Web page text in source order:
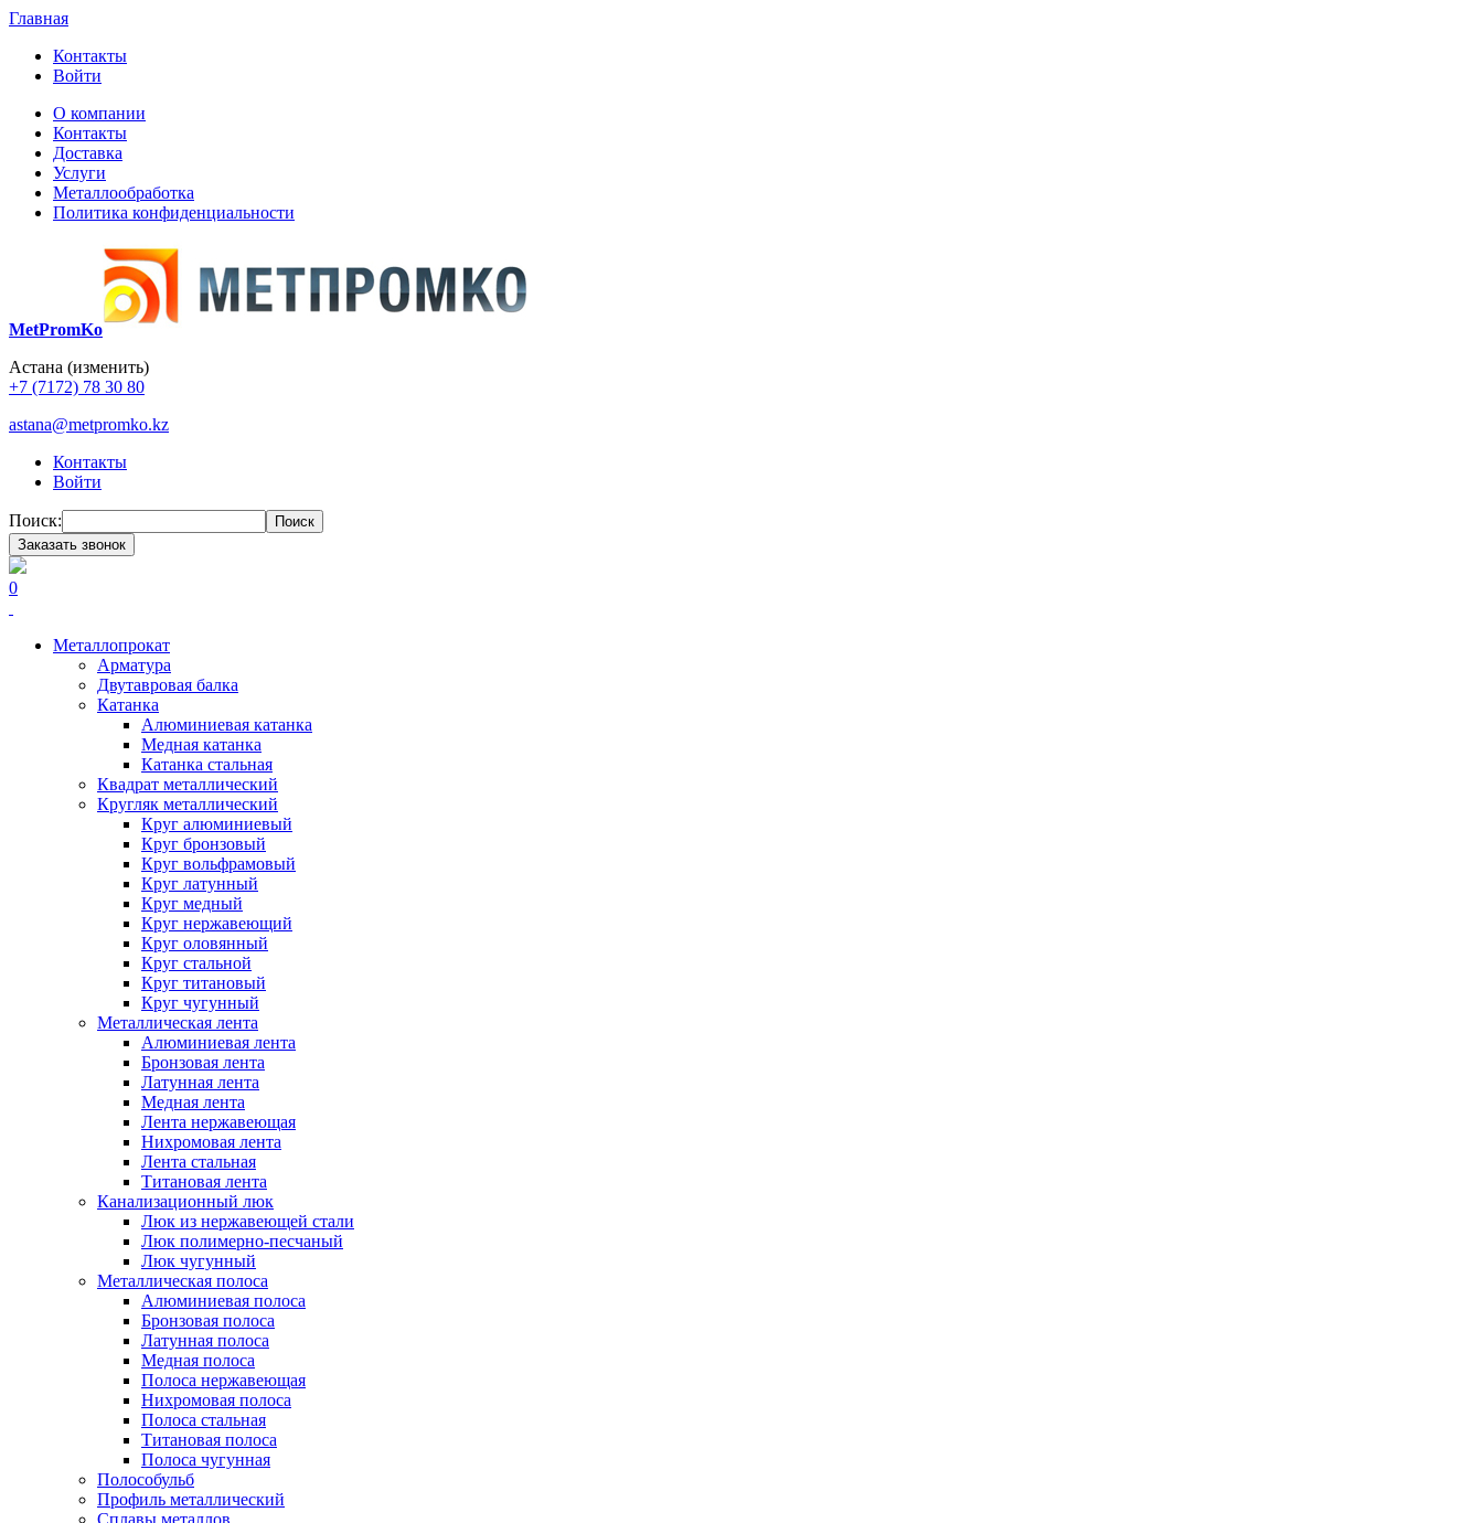
Главная
Контакты
Войти
О компании
Контакты
Доставка
Услуги
Металлообработка
Политика конфиденциальности
MetPromKo
Астана (изменить)
+7 (7172) 78 30 80
astana@metpromko.kz
Контакты
Войти
Поиск:
Поиск
Заказать звонок
0
Металлопрокат
Арматура
Двутавровая балка
Катанка
Алюминиевая катанка
Медная катанка
Катанка стальная
Квадрат металлический
Кругляк металлический
Круг алюминиевый
Круг бронзовый
Круг вольфрамовый
Круг латунный
Круг медный
Круг нержавеющий
Круг оловянный
Круг стальной
Круг титановый
Круг чугунный
Металлическая лента
Алюминиевая лента
Бронзовая лента
Латунная лента
Медная лента
Лента нержавеющая
Нихромовая лента
Лента стальная
Титановая лента
Канализационный люк
Люк из нержавеющей стали
Люк полимерно-песчаный
Люк чугунный
Металлическая полоса
Алюминиевая полоса
Бронзовая полоса
Латунная полоса
Медная полоса
Полоса нержавеющая
Нихромовая полоса
Полоса стальная
Титановая полоса
Полоса чугунная
Полособульб
Профиль металлический
Сплавы металлов